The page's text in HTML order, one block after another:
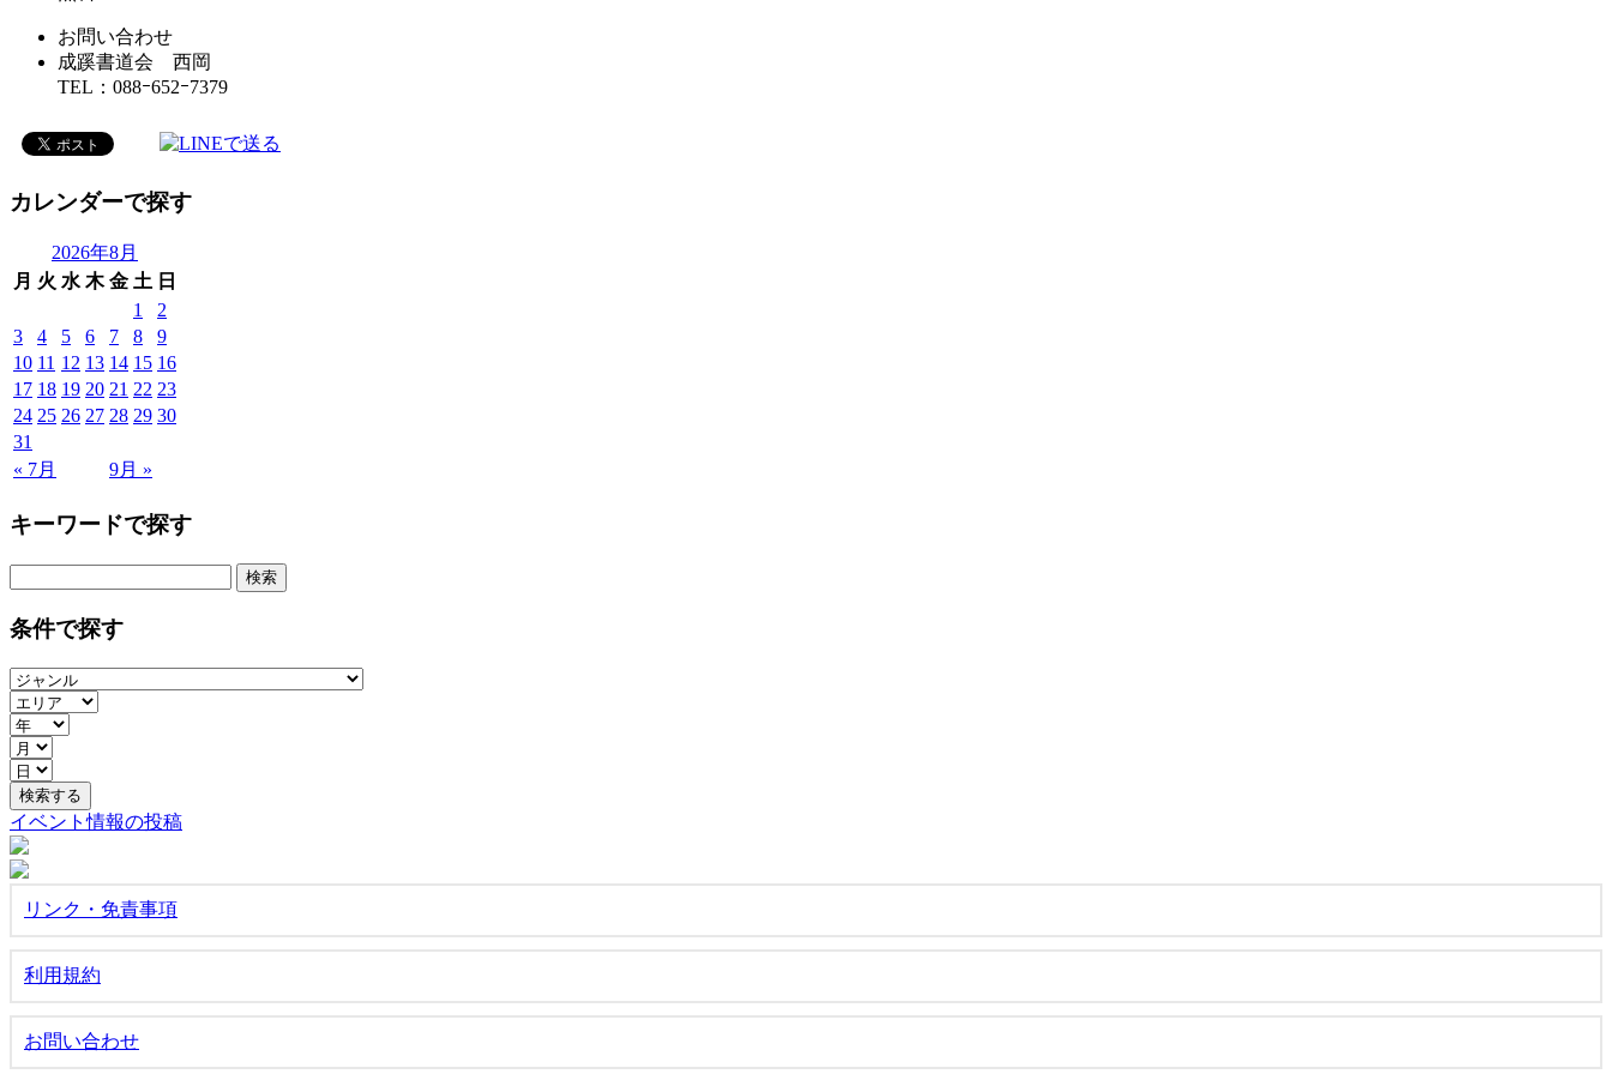
お問い合わせ
成蹊書道会 西岡
TEL：088ｰ652ｰ7379
カレンダーで探す
2026年8月
月 火 水 木 金 土 日
« 7月 9月 »
1
2
3
4 5 6 7 8
9
10 11 12 13 14 15 16
17 18 19 20 21 22 23
24 25 26 27 28 29 30
31
キーワードで探す
条件で探す
イベント情報の投稿
リンク・免責事項
利用規約
お問い合わせ